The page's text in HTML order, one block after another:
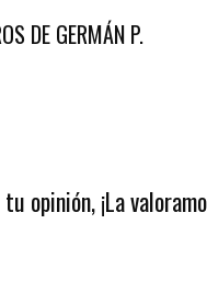
DE GERMÁN P.
opinión, ¡La